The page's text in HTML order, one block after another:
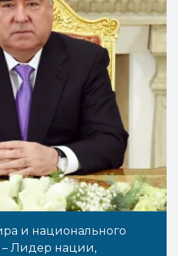
и национального
– Лидер нации,